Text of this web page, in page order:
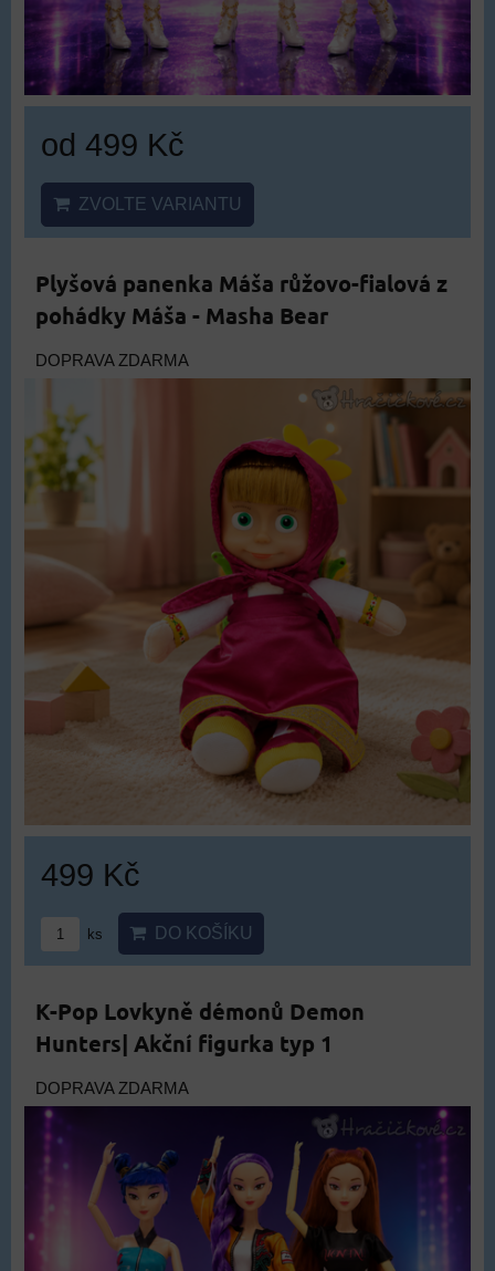
od 499 Kč
ZVOLTE VARIANTU
Plyšová panenka Máša růžovo-fialová z
pohádky Máša - Masha Bear
DOPRAVA ZDARMA
499 Kč
ks DO KOŠÍKU
K-Pop Lovkyně démonů Demon
Hunters| Akční figurka typ 1
DOPRAVA ZDARMA